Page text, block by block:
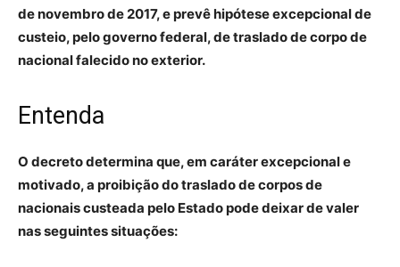
de novembro de 2017, e prevê hipótese excepcional de
custeio, pelo governo federal, de traslado de corpo de
nacional falecido no exterior.
Entenda
O decreto determina que, em caráter excepcional e
motivado, a proibição do traslado de corpos de
nacionais custeada pelo Estado pode deixar de valer
nas seguintes situações: